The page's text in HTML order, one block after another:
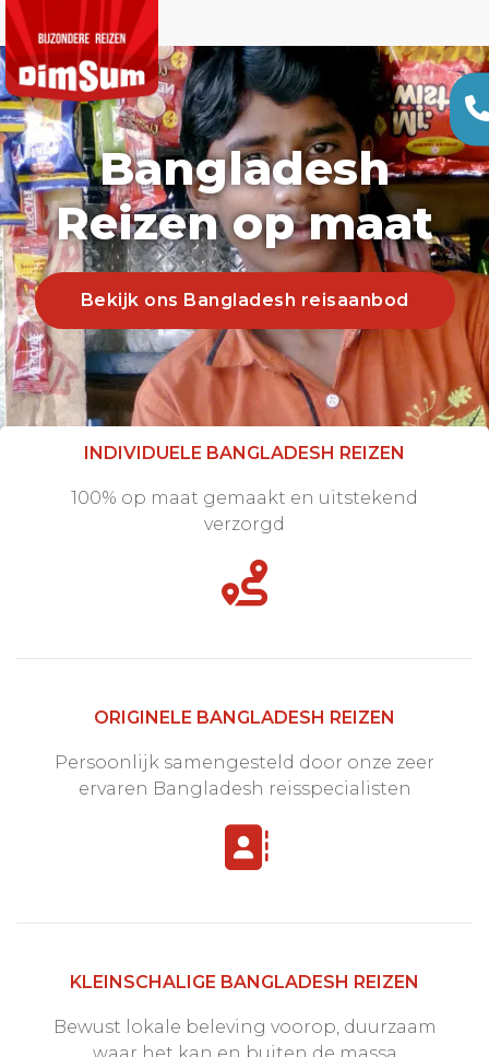
Bangladesh
Reizen op maat
Bekijk ons Bangladesh reisaanbod
INDIVIDUELE BANGLADESH REIZEN
100% op maat gemaakt en uitstekend
verzorgd
ORIGINELE BANGLADESH REIZEN
Persoonlijk samengesteld door onze zeer
ervaren Bangladesh reisspecialisten
KLEINSCHALIGE BANGLADESH REIZEN
Bewust lokale beleving voorop, duurzaam